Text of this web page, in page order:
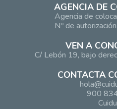
AGENCIA DE
Agencia de
Nº de
VEN A
C/ Lebón 19, bajo
CONTACTA
900